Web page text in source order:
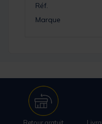
Réf.
Marque
Retour gratuit